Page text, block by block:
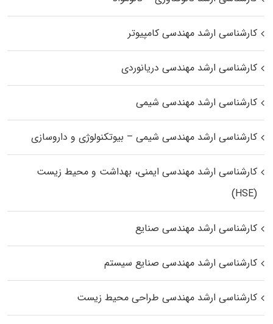
کارشناسی ارشد مهندسی کامپیوتر
کارشناسی ارشد مهندسی دریانوردی
کارشناسی ارشد مهندسی شیمی
کارشناسی ارشد مهندسی شیمی – بیوتکنولوژی و داروسازی
کارشناسی ارشد مهندسی ایمنی، بهداشت و محیط زیست
(HSE)
کارشناسی ارشد مهندسی صنایع
کارشناسی ارشد مهندسی صنایع سیستم
کارشناسی ارشد مهندسی طراحی محیط زیست